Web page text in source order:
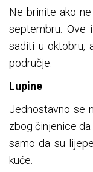
Ne brinite ako
septembru. Ove
saditi u oktobru,
područje.
Lupine
Jednostavno se
zbog činjenice
samo da su
kuće.